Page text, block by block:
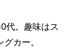
代。趣味はス
カー。